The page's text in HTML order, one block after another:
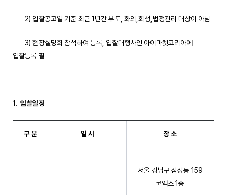
2) 입찰공고일 기준 최근 1년간 부도, 화의,회생,법정관리 대상이 아님
3) 현장설명회 참석하여 등록, 입찰대행사인 아이마켓코리아에
입찰등록 필
입찰일정
구 분 일 시 장 소
서울 강남구 삼성동 159
코엑스 1층